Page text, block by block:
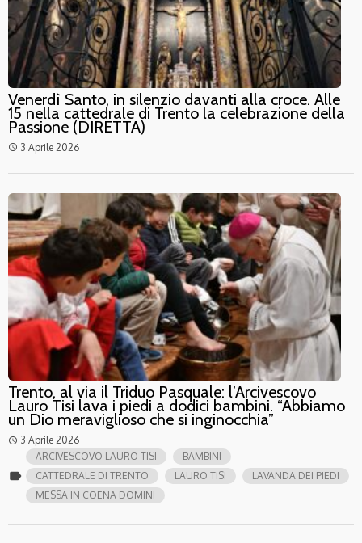
Venerdì Santo, in silenzio davanti alla croce. Alle
15 nella cattedrale di Trento la celebrazione della
Passione (DIRETTA)
access_time 3 Aprile 2026
Trento, al via il Triduo Pasquale: l’Arcivescovo
Lauro Tisi lava i piedi a dodici bambini. “Abbiamo
un Dio meraviglioso che si inginocchia”
access_time 3 Aprile 2026
label
ARCIVESCOVO LAURO TISI
BAMBINI
CATTEDRALE DI TRENTO
LAURO TISI
LAVANDA DEI PIEDI
MESSA IN COENA DOMINI